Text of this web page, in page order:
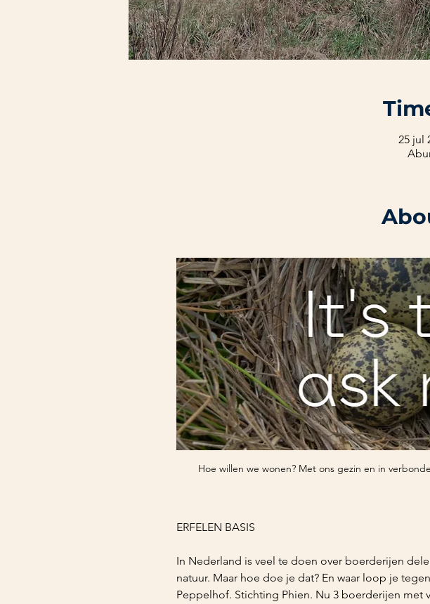
25 jul
Hoe willen we wonen? Met ons gezin en in
ERFELEN BASIS
In Nederland is veel te doen over boerderijen
natuur. Maar hoe doe je dat? En waar loop je
Peppelhof. Stichting Phien. Nu 3 boerderijen